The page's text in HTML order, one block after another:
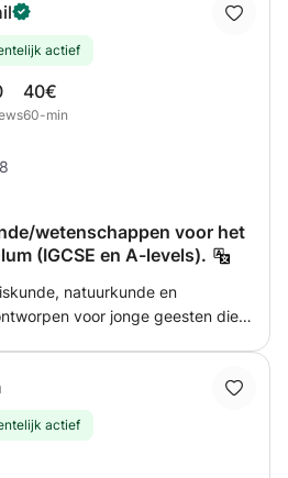
actief
40€
60-min
8
wetenschappen voor het
(IGCSE en A-levels).
natuurkunde en
voor jonge geesten die
deze boeiende onderwerpen
ook een liefde voor ze te
kunt verwachten van mijn
actief